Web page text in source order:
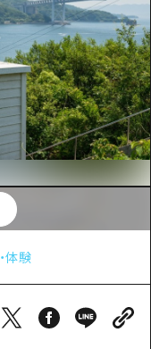
式ガイド
体験